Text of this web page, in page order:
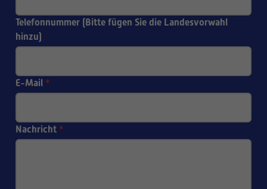
Telefonnummer (Bitte fügen Sie die Landesvorwahl
hinzu)
E-Mail *
Nachricht *